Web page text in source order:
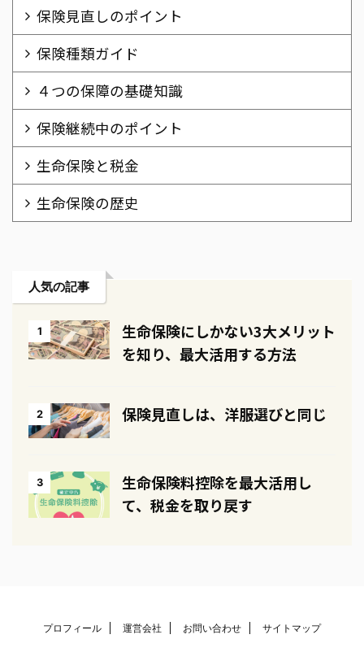
保険見直しのポイント
保険種類ガイド
４つの保障の基礎知識
保険継続中のポイント
生命保険と税金
生命保険の歴史
人気の記事
1
生命保険にしかない3大メリット
を知り、最大活用する方法
2 保険見直しは、洋服選びと同じ
3
生命保険料控除を最大活用し
て、税金を取り戻す
プロフィール 運営会社 お問い合わせ サイトマップ